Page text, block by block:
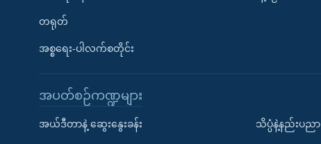
တရုတ်
အစ္စရေး-ပါလက်စတိုင်း
အပတ်စဉ်ကဏ္ဍများ
အယ်ဒီတာနဲ့ ဆွေးနွေးခန်း သိပ္ပံနဲ့နည်းပညာ